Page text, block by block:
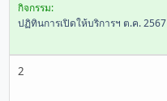
กิจกรรม:
ปฏิทินการเปิดให้บริการฯ ต.ค. 2567
2